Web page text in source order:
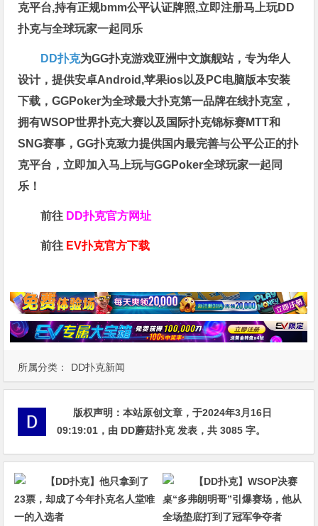
所属分类： DD扑克新闻
克平台,持有正规bmm公平认证牌照,立即注册马上玩DD
扑克与全球玩家一起同乐
DD扑克为GG扑克游戏亚洲中文旗舰站，专为华人
设计，提供安卓Android,苹果ios以及PC电脑版本安装
下载，GGPoker为全球最大扑克第一品牌在线扑克室，
拥有WSOP世界扑克大赛以及国际扑克锦标赛MTT和
SNG赛事，GG扑克致力提供国内最完善与公平公正的扑
克平台，立即加入马上玩与GGPoker全球玩家一起同
乐！
前往 DD扑克官方网址
前往 EV扑克官方下载
版权声明：本站原创文章，于2024年3月16日
09:19:01 ，由 DD蘑菇扑克发表，共 3085 字。